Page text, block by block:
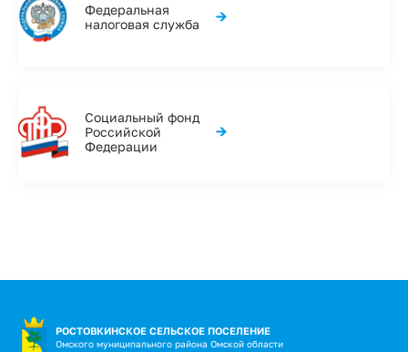
Федеральная
налоговая служба
→
Социальный фонд
Российской
Федерации
→
РОСТОВКИНСКОЕ СЕЛЬСКОЕ ПОСЕЛЕНИЕ
Омского муниципального района Омской области